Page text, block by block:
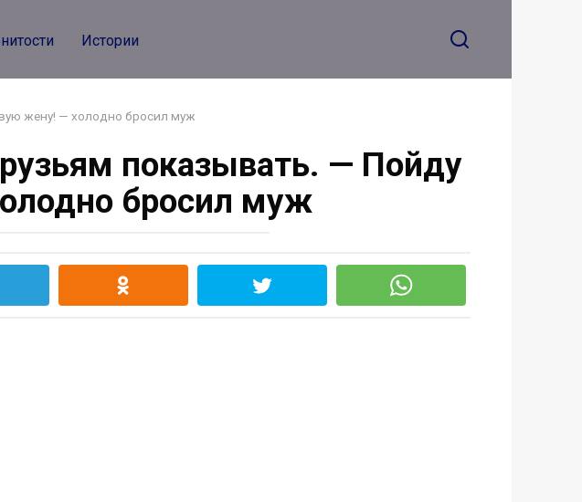
Истории
жену! — холодно бросил муж
показывать. — Пойду
бросил муж